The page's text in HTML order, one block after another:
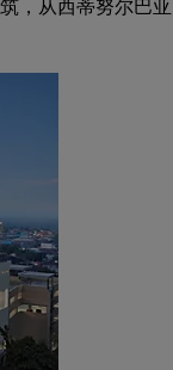
从西蒂努尔巴